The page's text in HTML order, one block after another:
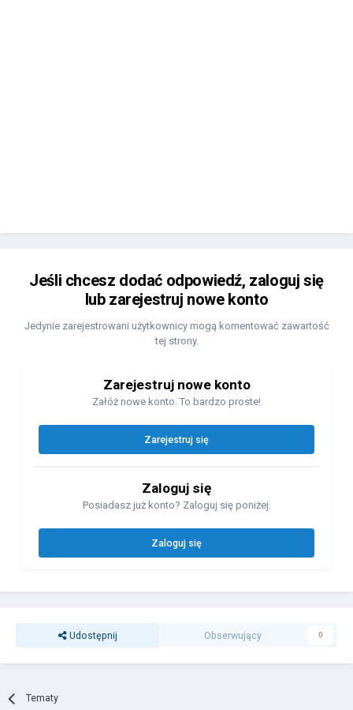
Jeśli chcesz dodać odpowiedź, zaloguj się
lub zarejestruj nowe konto
Jedynie zarejestrowani użytkownicy mogą komentować zawartość
tej strony.
Zarejestruj nowe konto
Załóż nowe konto. To bardzo proste!
Zarejestruj się
Zaloguj się
Posiadasz już konto? Zaloguj się poniżej.
Zaloguj się
Udostępnij Obserwujący 0
Tematy